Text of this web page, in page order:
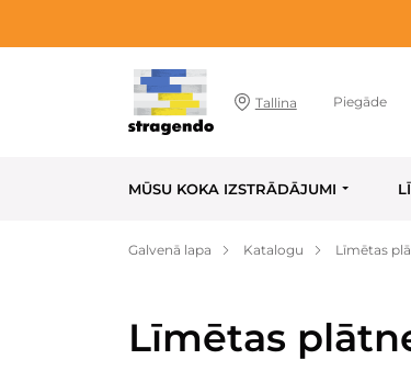
Tallina Piegāde
MŪSU KOKA IZSTRĀDĀJUMI
Galvenā lapa Katalogu Līmētas
Līmētas